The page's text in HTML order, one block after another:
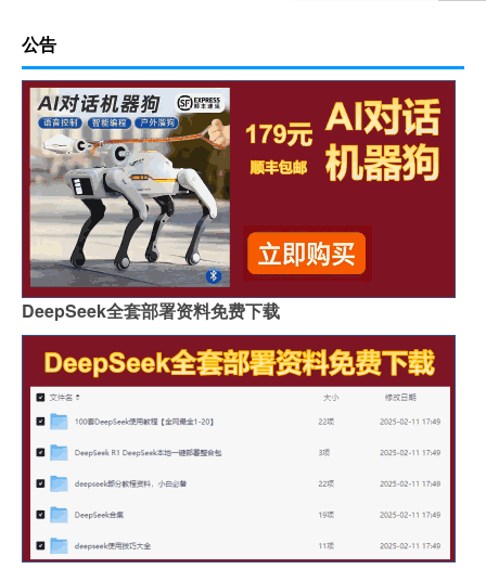
公告
DeepSeek全套部署资料免费下载